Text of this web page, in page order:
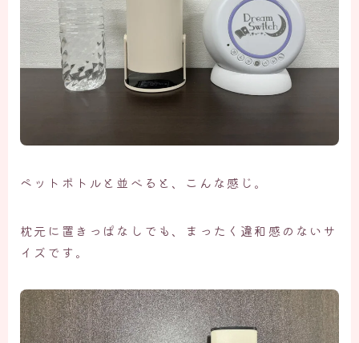
ペットボトルと並べると、こんな感じ。
枕元に置きっぱなしでも、まったく違和感のないサ
イズです。